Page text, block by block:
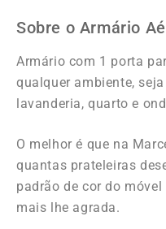
Sobre o Armário
Armário com 1 porta
qualquer ambiente,
lavanderia, quarto e
O melhor é que na
quantas prateleiras
padrão de cor do
mais lhe agrada.